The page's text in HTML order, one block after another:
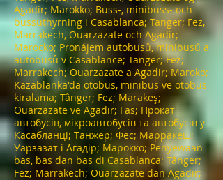
Agadir; Marokko; Buss-, minibuss- och
bussuthyrning i Casablanca; Tanger; Fez,
Marrakech, Ouarzazate och Agadir;
Marocko; Pronájem autobusů, minibusů a
autobusů v Casablance; Tanger; Fez;
Marrakech; Ouarzazate a Agadir; Maroko;
Kazablanka'da otobüs, minibüs ve otobüs
kiralama; Tânger; Fez; Marakeş;
Ouarzazate ve Agadir; Fas; Прокат
автобусів, мікроавтобусів та автобусів у
Касабланці; Танжер; Фес; Марракеш;
Уарзазат і Агадір; Марокко; Penyewaan
bas, bas dan bas di Casablanca; Tânger;
Fez; Marrakech; Ouarzazate dan Agadir;